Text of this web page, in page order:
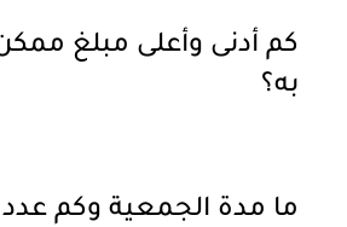
كم أدنى وأعلى مبلغ
به؟
ما مدة الجمعية وكم